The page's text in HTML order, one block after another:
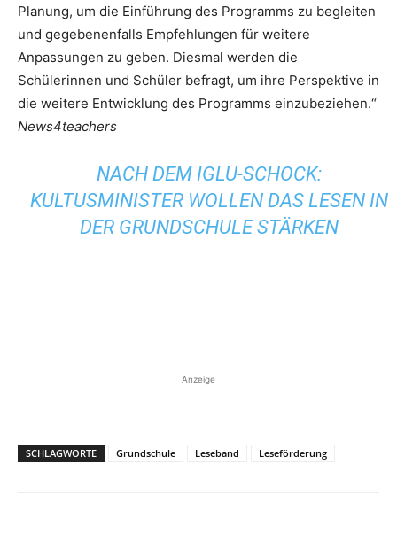
Planung, um die Einführung des Programms zu begleiten
und gegebenenfalls Empfehlungen für weitere
Anpassungen zu geben. Diesmal werden die
Schülerinnen und Schüler befragt, um ihre Perspektive in
die weitere Entwicklung des Programms einzubeziehen.“
News4teachers
NACH DEM IGLU-SCHOCK:
KULTUSMINISTER WOLLEN DAS LESEN IN
DER GRUNDSCHULE STÄRKEN
Anzeige
SCHLAGWORTE Grundschule Leseband Leseförderung